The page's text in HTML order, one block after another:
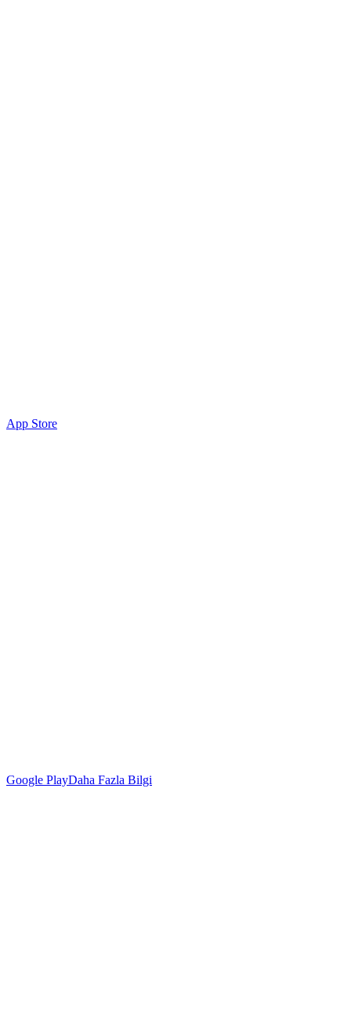
App Store
Google PlayDaha Fazla Bilgi